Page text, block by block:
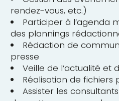
rendez-vous, etc.)
Participer à l’agenda
des plannings
Rédaction de
presse
Veille de l’actualité et
Réalisation de fichiers
Assister les